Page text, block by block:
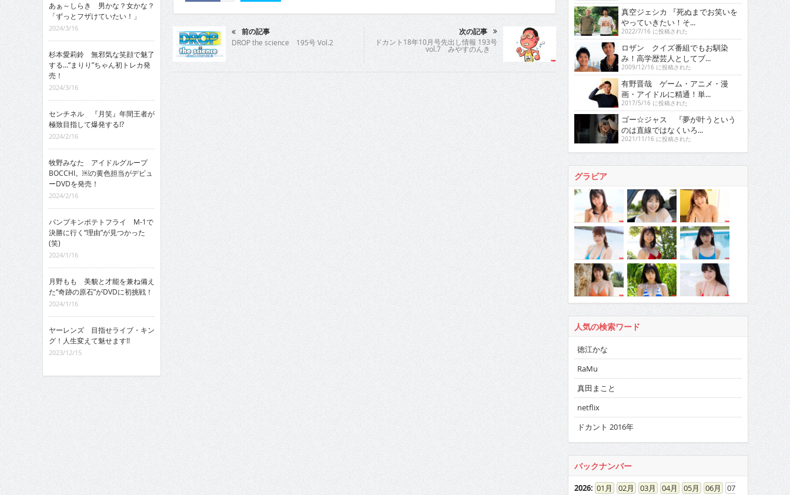
前の記事
DROP the science 195号 Vol.2
次の記事
ドカント18年10月号先出し情報 193号
vol.7 みやすのんき
あぁ～しらき 男かな？女かな？
「ずっとフザけていたい！」
2024/3/16
杉本愛莉鈴 無邪気な笑顔で魅了
する…“まりり”ちゃん初トレカ発
売！
2024/3/16
センチネル 『月笑』年間王者が
極致目指して爆発する!?
2024/2/16
牧野みなた アイドルグループ
BOCCHI。￼の黄色担当がデビュ
ーDVDを発売！
2024/2/16
パンプキンポテトフライ M-1で
決勝に行く“理由”が見つかった
(笑)
2024/1/16
月野もも 美貌と才能を兼ね備え
た“奇跡の原石”がDVDに初挑戦！
2024/1/16
ヤーレンズ 目指せライブ・キン
グ！人生変えて魅せます!!
2023/12/15
真空ジェシカ 『死ぬまでお笑いを
やっていきたい！そ...
2022/7/16 に投稿された
ロザン クイズ番組でもお馴染
み！高学歴芸人としてブ...
2009/12/16 に投稿された
有野晋哉 ゲーム・アニメ・漫
画・アイドルに精通！単...
2017/5/16 に投稿された
ゴー☆ジャス 『夢が叶うという
のは直線ではなくいろ...
2021/11/16 に投稿された
グラビア
人気の検索ワード
徳江かな
RaMu
真田まこと
netflix
ドカント 2016年
バックナンバー
2026: 01 02 03 04 05 06
07